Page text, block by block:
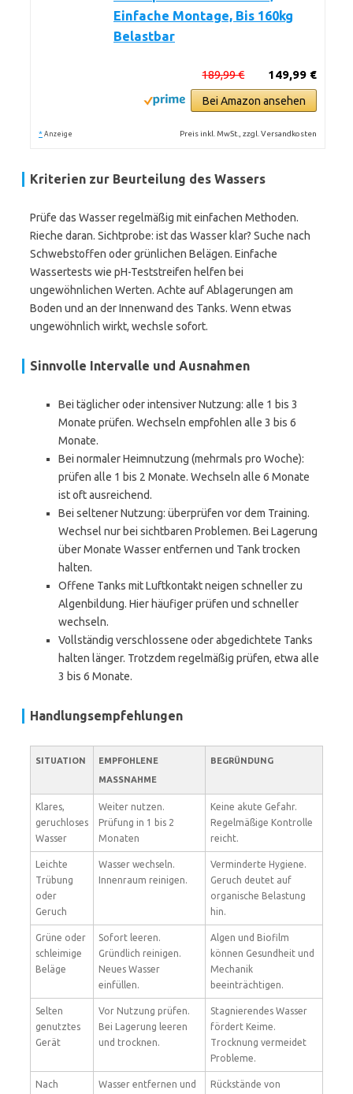
Einfache Montage, Bis 160kg
Belastbar
149,99 €
189,99 €
Bei Amazon ansehen
* Anzeige Preis inkl. MwSt., zzgl. Versandkosten
Kriterien zur Beurteilung des Wassers
Prüfe das Wasser regelmäßig mit einfachen Methoden.
Rieche daran. Sichtprobe: ist das Wasser klar? Suche nach
Schwebstoffen oder grünlichen Belägen. Einfache
Wassertests wie pH-Teststreifen helfen bei
ungewöhnlichen Werten. Achte auf Ablagerungen am
Boden und an der Innenwand des Tanks. Wenn etwas
ungewöhnlich wirkt, wechsle sofort.
Sinnvolle Intervalle und Ausnahmen
Bei täglicher oder intensiver Nutzung: alle 1 bis 3
Monate prüfen. Wechseln empfohlen alle 3 bis 6
Monate.
Bei normaler Heimnutzung (mehrmals pro Woche):
prüfen alle 1 bis 2 Monate. Wechseln alle 6 Monate
ist oft ausreichend.
Bei seltener Nutzung: überprüfen vor dem Training.
Wechsel nur bei sichtbaren Problemen. Bei Lagerung
über Monate Wasser entfernen und Tank trocken
halten.
Offene Tanks mit Luftkontakt neigen schneller zu
Algenbildung. Hier häufiger prüfen und schneller
wechseln.
Vollständig verschlossene oder abgedichtete Tanks
halten länger. Trotzdem regelmäßig prüfen, etwa alle
3 bis 6 Monate.
Handlungsempfehlungen
SITUATION
EMPFOHLENE
MASSNAHME
BEGRÜNDUNG
Klares,
geruchloses
Wasser
Weiter nutzen.
Prüfung in 1 bis 2
Monaten
Keine akute Gefahr.
Regelmäßige Kontrolle
reicht.
Leichte
Trübung
oder
Geruch
Wasser wechseln.
Innenraum reinigen.
Verminderte Hygiene.
Geruch deutet auf
organische Belastung
hin.
Grüne oder
schleimige
Beläge
Sofort leeren.
Gründlich reinigen.
Neues Wasser
einfüllen.
Algen und Biofilm
können Gesundheit und
Mechanik
beeinträchtigen.
Selten
genutztes
Gerät
Vor Nutzung prüfen.
Bei Lagerung leeren
und trocknen.
Stagnierendes Wasser
fördert Keime.
Trocknung vermeidet
Probleme.
Nach
Wasser entfernen und
Rückstände von